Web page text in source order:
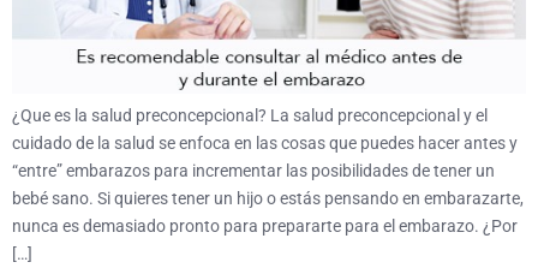
¿Que es la salud preconcepcional? La salud preconcepcional y el
cuidado de la salud se enfoca en las cosas que puedes hacer antes y
“entre” embarazos para incrementar las posibilidades de tener un
bebé sano. Si quieres tener un hijo o estás pensando en embarazarte,
nunca es demasiado pronto para prepararte para el embarazo. ¿Por
[…]